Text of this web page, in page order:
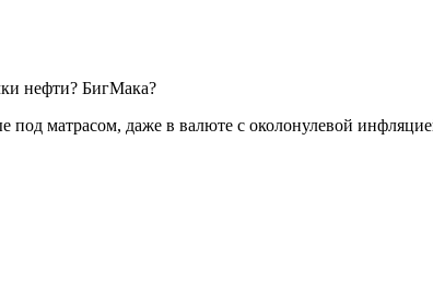
нефти? БигМака?
матрасом, даже в валюте с околонулевой